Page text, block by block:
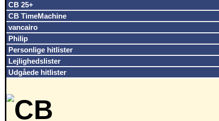
CB 25+
CB TimeMachine
vancairo
Philip
Personlige hitlister
Lejlighedslister
Udgåede hitlister